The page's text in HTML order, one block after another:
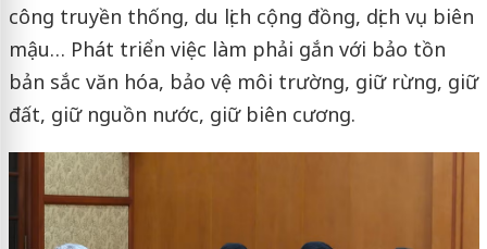
công truyền thống, du lịch cộng đồng, dịch vụ biên
mậu… Phát triển việc làm phải gắn với bảo tồn
bản sắc văn hóa, bảo vệ môi trường, giữ rừng, giữ
đất, giữ nguồn nước, giữ biên cương.